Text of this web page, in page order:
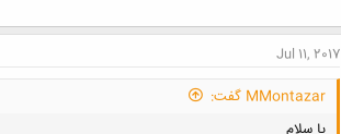
Jul 11, 2017
MMontazar گفت:
با سلام